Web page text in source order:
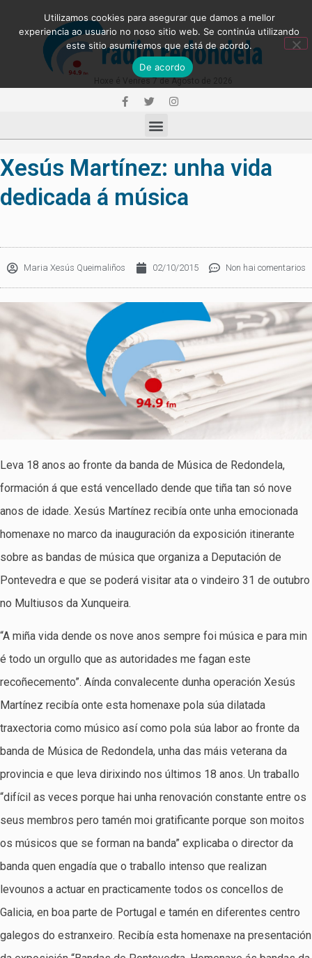
Xesús Martínez: unha vida
dedicada á música
Maria Xesús Queimaliños 02/10/2015 Non hai comentarios
Leva 18 anos ao fronte da banda de Música de Redondela,
formación á que está vencellado dende que tiña tan só nove
anos de idade. Xesús Martínez recibía onte unha emocionada
homenaxe no marco da inauguración da exposición itinerante
sobre as bandas de música que organiza a Deputación de
Pontevedra e que se poderá visitar ata o vindeiro 31 de outubro
no Multiusos da Xunqueira.
“A miña vida dende os nove anos sempre foi música e para min
é todo un orgullo que as autoridades me fagan este
recoñecemento”. Aínda convalecente dunha operación Xesús
Martínez recibía onte esta homenaxe pola súa dilatada
traxectoria como músico así como pola súa labor ao fronte da
banda de Música de Redondela, unha das máis veterana da
provincia e que leva dirixindo nos últimos 18 anos. Un traballo
“difícil as veces porque hai unha renovación constante entre os
seus membros pero tamén moi gratificante porque son moitos
os músicos que se forman na banda” explicaba o director da
banda quen engadía que o traballo intenso que realizan
levounos a actuar en practicamente todos os concellos de
Galicia, en boa parte de Portugal e tamén en diferentes centro
galegos do estranxeiro. Recibía esta homenaxe na presentación
Utilizamos cookies para asegurar que damos a mellor
experiencia ao usuario no noso sitio web. Se continúa utilizando
este sitio asumiremos que está de acordo.
De acordo